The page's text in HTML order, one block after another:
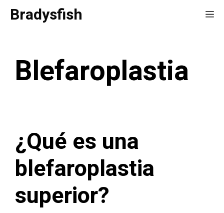
SaltarBradysfish
Blefaroplastia
¿Qué es una
blefaroplastia
superior?